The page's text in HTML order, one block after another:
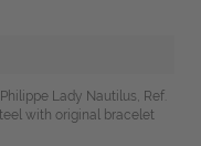
Lady Nautilus, Ref.
with original bracelet